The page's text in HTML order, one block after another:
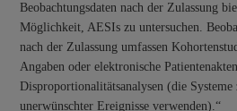
Beobachtungsdaten nach der Zulassung
Möglichkeit, AESIs zu untersuchen.
nach der Zulassung umfassen
Angaben oder elektronische
Disproportionalitätsanalysen (die
unerwünschter Ereignisse verwenden).“